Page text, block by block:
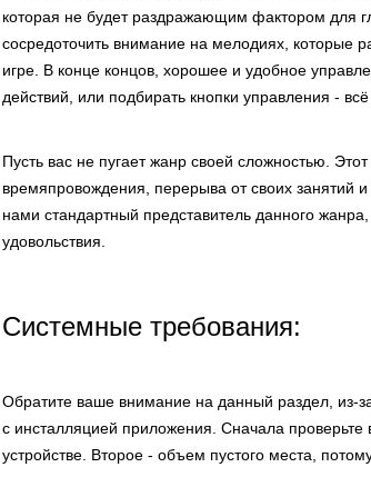
которая не будет раздражающим фактором для
сосредоточить внимание на мелодиях, которые
игре. В конце концов, хорошее и удобное
действий, или подбирать кнопки управления -
Пусть вас не пугает жанр своей сложностью.
времяпровождения, перерыва от своих занятий
нами стандартный представитель данного
удовольствия.
Системные требования:
Обратите ваше внимание на данный раздел, из-
с инсталляцией приложения. Сначала
устройстве. Второе - объем пустого места,